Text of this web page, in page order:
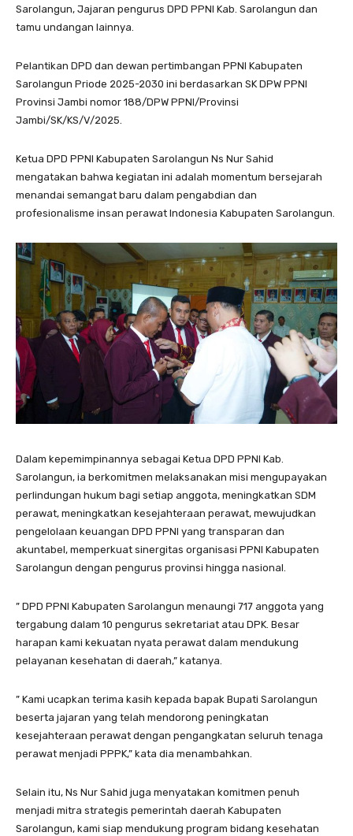
Sarolangun, Jajaran pengurus DPD PPNI Kab. Sarolangun dan
tamu undangan lainnya.
Pelantikan DPD dan dewan pertimbangan PPNI Kabupaten
Sarolangun Priode 2025-2030 ini berdasarkan SK DPW PPNI
Provinsi Jambi nomor 188/DPW PPNI/Provinsi
Jambi/SK/KS/V/2025.
Ketua DPD PPNI Kabupaten Sarolangun Ns Nur Sahid
mengatakan bahwa kegiatan ini adalah momentum bersejarah
menandai semangat baru dalam pengabdian dan
profesionalisme insan perawat Indonesia Kabupaten Sarolangun.
Dalam kepemimpinannya sebagai Ketua DPD PPNI Kab.
Sarolangun, ia berkomitmen melaksanakan misi mengupayakan
perlindungan hukum bagi setiap anggota, meningkatkan SDM
perawat, meningkatkan kesejahteraan perawat, mewujudkan
pengelolaan keuangan DPD PPNI yang transparan dan
akuntabel, memperkuat sinergitas organisasi PPNI Kabupaten
Sarolangun dengan pengurus provinsi hingga nasional.
” DPD PPNI Kabupaten Sarolangun menaungi 717 anggota yang
tergabung dalam 10 pengurus sekretariat atau DPK. Besar
harapan kami kekuatan nyata perawat dalam mendukung
pelayanan kesehatan di daerah,” katanya.
” Kami ucapkan terima kasih kepada bapak Bupati Sarolangun
beserta jajaran yang telah mendorong peningkatan
kesejahteraan perawat dengan pengangkatan seluruh tenaga
perawat menjadi PPPK,” kata dia menambahkan.
Selain itu, Ns Nur Sahid juga menyatakan komitmen penuh
menjadi mitra strategis pemerintah daerah Kabupaten
Sarolangun, kami siap mendukung program bidang kesehatan